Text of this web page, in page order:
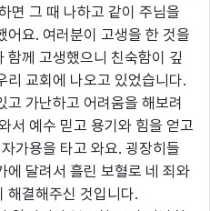
면 그 때 나하고 같이 주님을
어요. 여러분이 고생을 한 것을
함께 고생했으니 친숙함이 깊
리 교회에 나오고 있었습니다.
가난하고 어려움을 해보려
서 예수 믿고 용기와 힘을 얻고
가용을 타고 와요. 굉장히들
에 달려서 흘린 보혈로 네 죄와
해결해주신 것입니다.